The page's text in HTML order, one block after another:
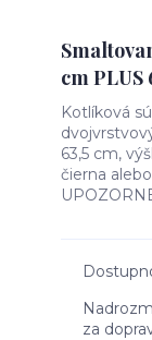
cm PLUS
Kotlíková
63,5 cm,
čierna
za